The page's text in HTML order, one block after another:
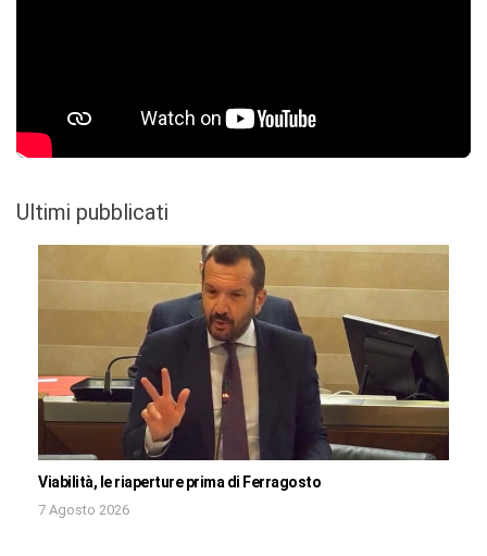
Ultimi pubblicati
Viabilità, le riaperture prima di Ferragosto
7 Agosto 2026